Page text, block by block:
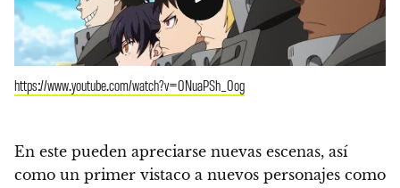
https://www.youtube.com/watch?v=0NuaPSh_0og
En este pueden apreciarse nuevas escenas, así
como un primer vistaco a nuevos personajes como